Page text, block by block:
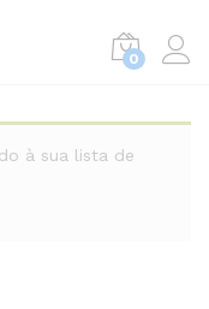
0
à sua lista de